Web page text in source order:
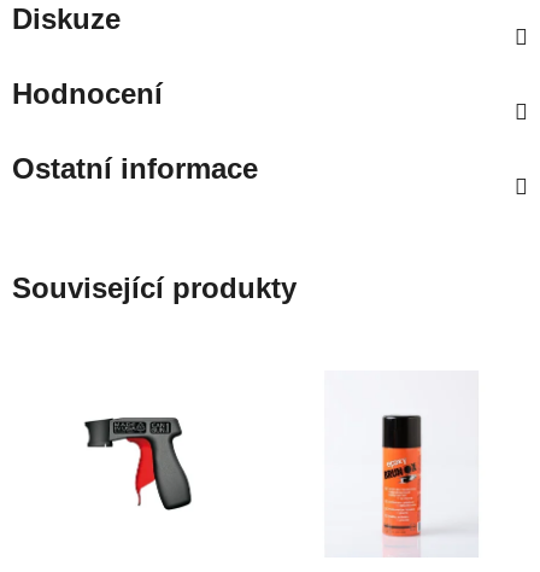
Diskuze
Hodnocení
Ostatní informace
Související produkty